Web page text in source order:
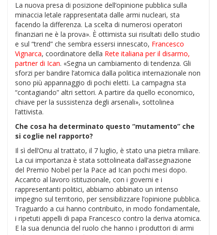
La nuova presa di posizione dell’opinione pubblica sulla
minaccia letale rappresentata dalle armi nucleari, sta
facendo la differenza. La scelta di numerosi operatori
finanziari ne è la prova». È ottimista sui risultati dello studio
e sul “trend” che sembra essersi innescato, Francesco
Vignarca, coordinatore della Rete italiana per il disarmo,
partner di Ican. «Segna un cambiamento di tendenza. Gli
sforzi per bandire l’atomica dalla politica internazionale non
sono più appannaggio di pochi eletti. La campagna sta
“contagiando” altri settori. A partire da quello economico,
chiave per la sussistenza degli arsenali», sottolinea
l’attivista.
Che cosa ha determinato questo “mutamento” che
si coglie nel rapporto?
Il sì dell’Onu al trattato, il 7 luglio, è stato una pietra miliare.
La cui importanza è stata sottolineata dall’assegnazione
del Premio Nobel per la Pace ad Ican pochi mesi dopo.
Accanto al lavoro istituzionale, con i governi e i
rappresentanti politici, abbiamo abbinato un intenso
impegno sul territorio, per sensibilizzare l’opinione pubblica.
Traguardo a cui hanno contribuito, in modo fondamentale,
i ripetuti appelli di papa Francesco contro la deriva atomica.
E la sua denuncia del ruolo che hanno i produttori di armi